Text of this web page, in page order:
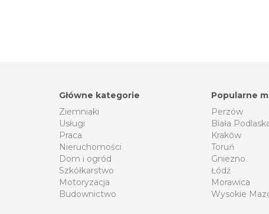
Główne kategorie
Ziemniaki
Usługi
Praca
Nieruchomości
Dom i ogród
Szkółkarstwo
Motoryzacja
Budownictwo
Popularne
Perzów
Biała
Kraków
Toruń
Gniezno
Łódź
Morawica
Wysokie